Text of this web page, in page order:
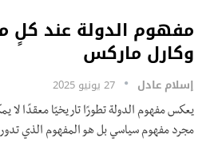
مفهوم الدولة عند كلٍ
وكارل ماركس
إسلام عادل 27 يونيو 2025
يعكس مفهوم الدولة تطورًا تاريخيًا معقدًا لا
مجرد مفهوم سياسي بل هو المفهوم الذي